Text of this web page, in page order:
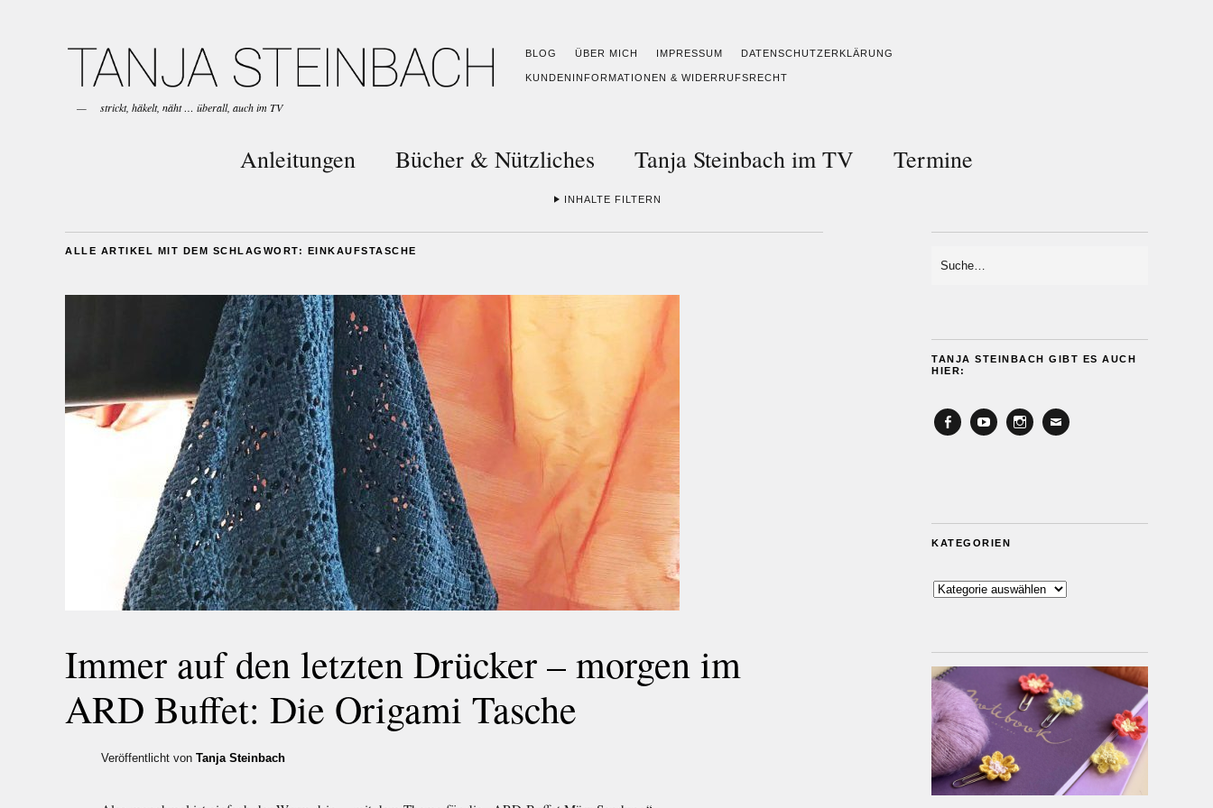
BLOG ÜBER MICH IMPRESSUM DATENSCHUTZERKLÄRUNG
KUNDENINFORMATIONEN & WIDERRUFSRECHT
strickt, häkelt, näht … überall, auch im TV
Anleitungen Bücher & Nützliches Tanja Steinbach im TV Termine
INHALTE FILTERN
ALLE ARTIKEL MIT DEM SCHLAGWORT: EINKAUFSTASCHE
Immer auf den letzten Drücker – morgen im
ARD Buffet: Die Origami Tasche
Veröffentlicht von Tanja Steinbach
TANJA STEINBACH GIBT ES AUCH
HIER:
KATEGORIEN
Kategorien